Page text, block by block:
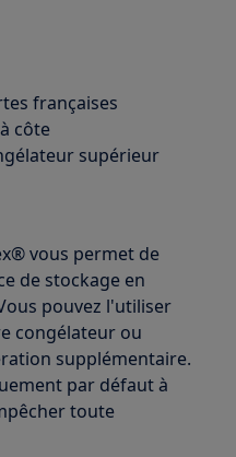
françaises
côte
supérieur
vous permet de
de stockage en
pouvez l'utiliser
congélateur ou
supplémentaire.
par défaut à
toute